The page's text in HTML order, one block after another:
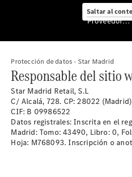
Saltar al
Llamadas a
Asistencia
Recambios,
Accesorios
& Boutique
Centro
Integral de
carrocería
Contacto
con el taller
- Estatus de
Proveedor/Protección de datos
Protección de datos - Star Madrid
Responsable del sitio
Star Madrid Retail, S.L
C/ Alcalá, 728. CP: 28022 (Madrid)
CIF: B 09986522
Datos registrales: Inscrita en el
Madrid: Tomo: 43490, Libro: 0,
Hoja: M768093. Inscripción o